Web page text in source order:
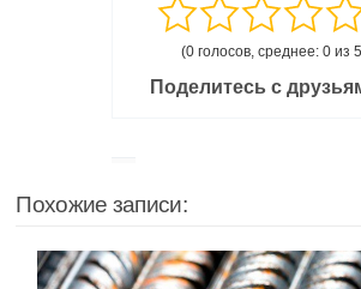
(0 голосов, среднее: 0 из
Поделитесь с
Похожие записи: